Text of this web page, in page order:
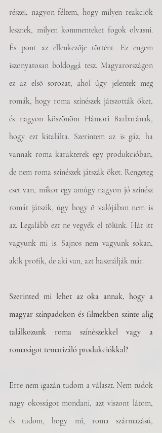
részei, nagyon féltem, hogy milyen reakciók
lesznek, milyen kommenteket fogok olvasni.
És pont az ellenkezője történt. Ez engem
iszonyatosan boldoggá tesz. Magyarországon
ez az első sorozat, ahol úgy jelentek meg
romák, hogy roma színészek játszották őket,
és nagyon köszönöm Hámori Barbarának,
hogy ezt kitalálta. Szerintem az is gáz, ha
vannak roma karakterek egy produkcióban,
de nem roma színészek játszák őket. Rengeteg
eset van, mikor egy amúgy nagyon jó színész
romát játszik, úgy hogy ő valójában nem is
az. Legalább ezt ne vegyék el tőlünk. Hát itt
vagyunk mi is. Sajnos nem vagyunk sokan,
akik profik, de aki van, azt használják már.
Szerinted mi lehet az oka annak, hogy a
magyar színpadokon és filmekben szinte alig
találkozunk roma színészekkel vagy a
romaságot tematizáló produkciókkal?
Erre nem igazán tudom a választ. Nem tudok
nagy okosságot mondani, azt viszont látom,
és tudom, hogy mi, roma származású,